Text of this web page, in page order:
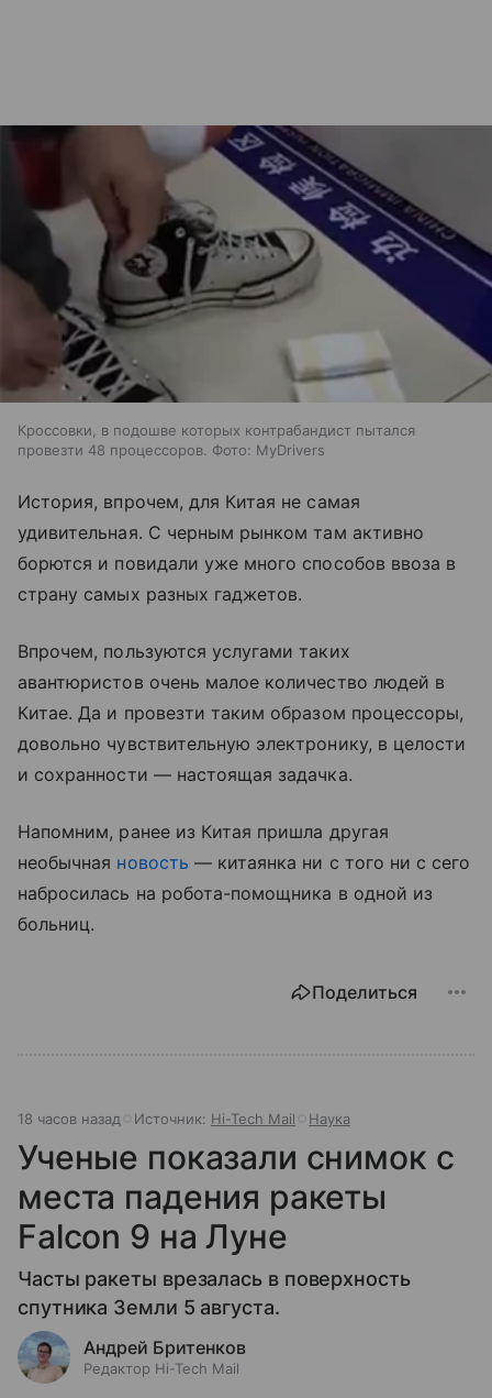
Кроссовки, в подошве которых контрабандист пытался
провезти 48 процессоров. Фото: MyDrivers
История, впрочем, для Китая не самая
удивительная. С черным рынком там активно
борются и повидали уже много способов ввоза в
страну самых разных гаджетов.
Впрочем, пользуются услугами таких
авантюристов очень малое количество людей в
Китае. Да и провезти таким образом процессоры,
довольно чувствительную электронику, в целости
и сохранности — настоящая задачка.
Напомним, ранее из Китая пришла другая
необычная новость — китаянка ни с того ни с сего
набросилась на робота-помощника в одной из
больниц.
Поделиться
18 часов назад Источник: Hi-Tech Mail Наука
Ученые показали снимок с
места падения ракеты
Falcon 9 на Луне
Часты ракеты врезалась в поверхность
спутника Земли 5 августа.
Андрей Бритенков
Редактор Hi-Tech Mail